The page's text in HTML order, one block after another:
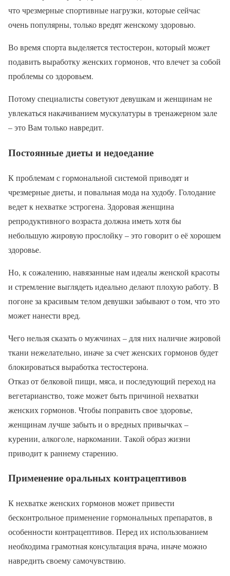
что чрезмерные спортивные нагрузки, которые сейчас
очень популярны, только вредят женскому здоровью.
Во время спорта выделяется тестостерон, который может
подавить выработку женских гормонов, что влечет за собой
проблемы со здоровьем.
Потому специалисты советуют девушкам и женщинам не
увлекаться накачиванием мускулатуры в тренажерном зале
– это Вам только навредит.
Постоянные диеты и недоедание
К проблемам с гормональной системой приводят и
чрезмерные диеты, и повальная мода на худобу. Голодание
ведет к нехватке эстрогена. Здоровая женщина
репродуктивного возраста должна иметь хотя бы
небольшую жировую прослойку – это говорит о её хорошем
здоровье.
Но, к сожалению, навязанные нам идеалы женской красоты
и стремление выглядеть идеально делают плохую работу. В
погоне за красивым телом девушки забывают о том, что это
может нанести вред.
Чего нельзя сказать о мужчинах – для них наличие жировой
ткани нежелательно, иначе за счет женских гормонов будет
блокироваться выработка тестостерона.
Отказ от белковой пищи, мяса, и последующий переход на
вегетарианство, тоже может быть причиной нехватки
женских гормонов. Чтобы поправить свое здоровье,
женщинам лучше забыть и о вредных привычках –
курении, алкоголе, наркомании. Такой образ жизни
приводит к раннему старению.
Применение оральных контрацептивов
К нехватке женских гормонов может привести
бесконтрольное применение гормональных препаратов, в
особенности контрацептивов. Перед их использованием
необходима грамотная консультация врача, иначе можно
навредить своему самочувствию.